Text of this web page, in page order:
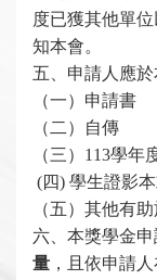
度已獲其他單
知本會。
五、申請人應
（一）申請書
（二）自傳
（三）113學年
(四) 學生證影
（五）其他有
六、本獎學金申
量 ，且依申請